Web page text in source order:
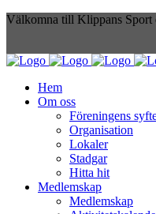
Välkomna till Klippans Sport
Hem
Om oss
Föreningens
Organisation
Lokaler
Stadgar
Hitta hit
Medlemskap
Medlemskap